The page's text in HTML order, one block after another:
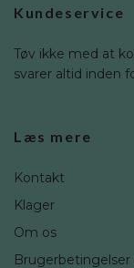
Kundeservice
Tøv ikke med at
svarer altid inden
Læs mere
Kontakt
Klager
Om os
Brugerbetingelser